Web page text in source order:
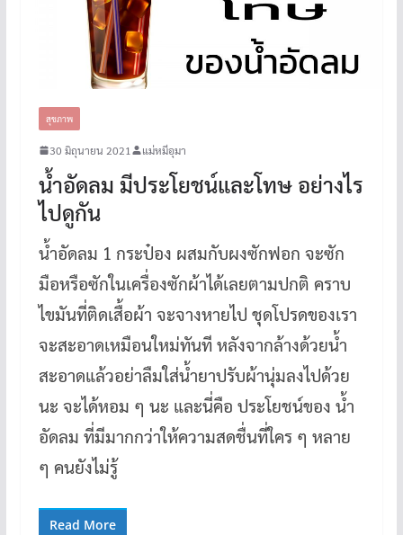
สุขภาพ
30 มิถุนายน 2021 แม่หมีอุมา
น้ำอัดลม มีประโยชน์และโทษ อย่างไร
ไปดูกัน
น้ำอัดลม 1 กระป๋อง ผสมกับผงซักฟอก จะซัก
มือหรือซักในเครื่องซักผ้าได้เลยตามปกติ คราบ
ไขมันที่ติดเสื้อผ้า จะจางหายไป ชุดโปรดของเรา
จะสะอาดเหมือนใหม่ทันที หลังจากล้างด้วยน้ำ
สะอาดแล้วอย่าลืมใส่น้ำยาปรับผ้านุ่มลงไปด้วย
นะ จะได้หอม ๆ นะ และนี่คือ ประโยชน์ของ น้ำ
อัดลม ที่มีมากกว่าให้ความสดชื่นที่ใคร ๆ หลาย
ๆ คนยังไม่รู้
Read More